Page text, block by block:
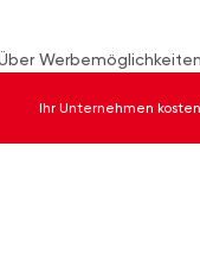
Ihr Unternehmen